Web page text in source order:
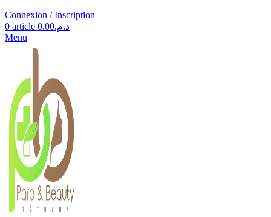
Connexion / Inscription
0 article د.م.0.00
Menu